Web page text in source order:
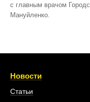
с главным врачом
Мануйленко.
Новости
Статьи